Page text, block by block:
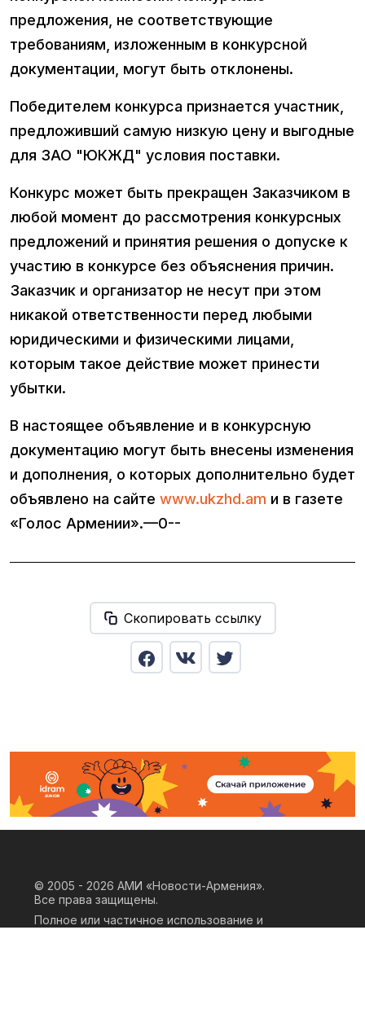
предложения, не соответствующие
требованиям, изложенным в конкурсной
документации, могут быть отклонены.
Победителем конкурса признается участник,
предложивший самую низкую цену и выгодные
для ЗАО "ЮКЖД" условия поставки.
Конкурс может быть прекращен Заказчиком в
любой момент до рассмотрения конкурсных
предложений и принятия решения о допуске к
участию в конкурсе без объяснения причин.
Заказчик и организатор не несут при этом
никакой ответственности перед любыми
юридическими и физическими лицами,
которым такое действие может принести
убытки.
В настоящее объявление и в конкурсную
документацию могут быть внесены изменения
и дополнения, о которых дополнительно будет
объявлено на сайте www.ukzhd.am и в газете
«Голос Армении».—0--
Скопировать ссылку
© 2005 - 2026 АМИ «Новости-Армения».
Все права защищены.
Полное или частичное использование и